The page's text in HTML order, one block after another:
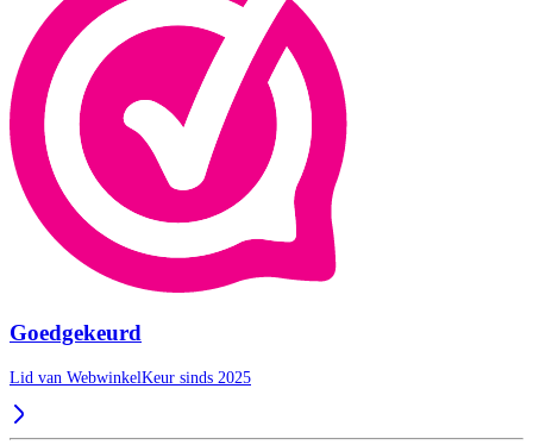
Goedgekeurd
Lid van WebwinkelKeur sinds 2025